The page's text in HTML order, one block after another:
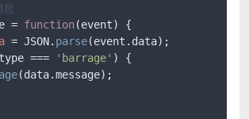
= function(event) {
= JSON. parse(event.data);
=== 'barrage' ) {
(data.message);